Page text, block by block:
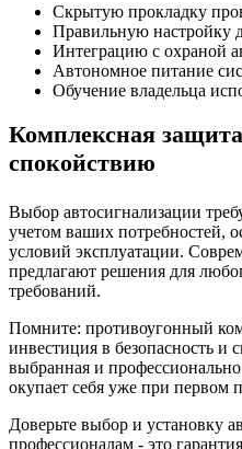
Скрытую прокладку
Правильную настройку
Интеграцию с охраной
Автономное питание
Обучение владельца
Комплексная
спокойствию
Выбор автосигнализации
учетом ваших потребностей,
условий эксплуатации.
предлагают решения для
требований.
Помните: противоугонный
инвестиция в безопасность и
выбранная и
окупает себя уже при первом
Доверьте выбор и установку
профессионалам - это